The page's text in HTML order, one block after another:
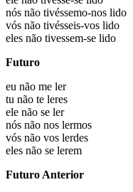
nós não tivéssemo-nos lido
vós não tivésseis-vos lido
eles não tivessem-se lido
Futuro
eu não me ler
tu não te leres
ele não se ler
nós não nos lermos
vós não vos lerdes
eles não se lerem
Futuro Anterior